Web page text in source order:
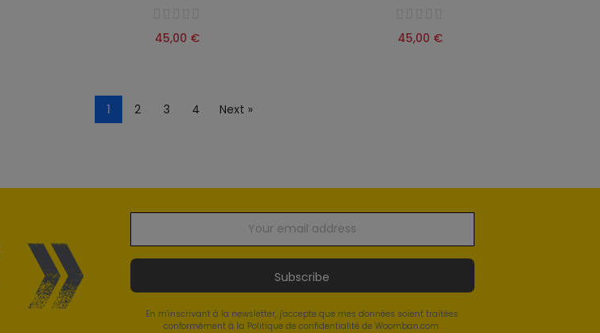
45,00 € 45,00 €
1 2 3 4 Next »
Subscribe
En m'inscrivant à la newsletter, j'accepte que mes données soient traitées
conformément à la Politique de confidentialité de Woomban.com.